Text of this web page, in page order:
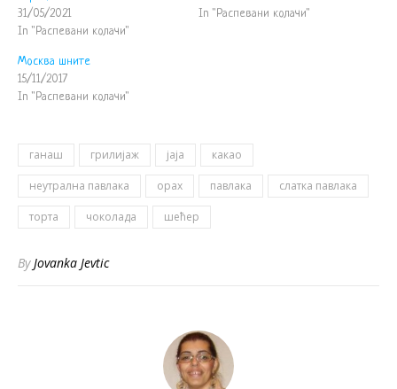
31/05/2021
In "Распевани колачи"
In "Распевани колачи"
Москва шните
15/11/2017
In "Распевани колачи"
ганаш грилијаж јаја какао
неутрална павлака орах павлака слатка павлака
торта чоколада шећер
ByJovanka Jevtic